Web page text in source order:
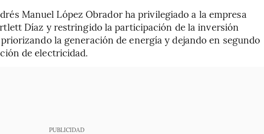
Manuel López Obrador ha privilegiado a la empresa
Díaz y restringido la participación de la inversión
la generación de energía y dejando en segundo
de electricidad.
PUBLICIDAD